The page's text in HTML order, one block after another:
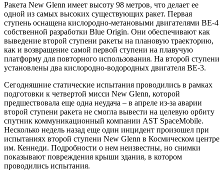
Ракета New Glenn имеет высоту 98 метров, что делает ее
одной из самых высоких существующих ракет. Первая
ступень оснащена кислородно-метановыми двигателями BE-4
собственной разработки Blue Origin. Они обеспечивают как
выведение второй ступени ракеты на плановую траекторию,
как и возвращение самой первой ступени на плавучую
платформу для повторного использования. На второй ступени
установлены два кислородно-водородных двигателя BE-3.
Сегодняшние статические испытания проводились в рамках
подготовки к четвертой мисси New Glenn, которой
предшествовала еще одна неудача – в апреле из-за аварии
второй ступени ракета не смогла вывести на целевую орбиту
спутник коммуникационный компании AST SpaceMobile.
Несколько недель назад еще один инцидент произошел при
испытаниях второй ступени New Glenn в Космическом центре
им. Кеннеди. Подробности о нем неизвестны, но снимки
показывают повреждения крыши здания, в котором
проводились испытания.